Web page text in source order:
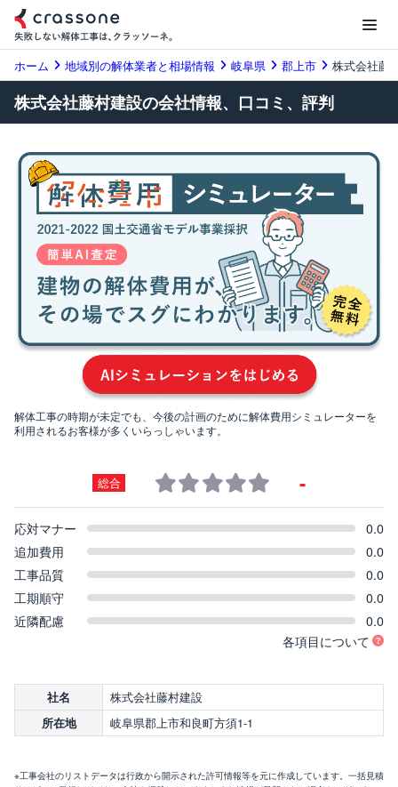
ホーム 地域別の解体業者と相場情報 岐阜県 郡上市 株式会社藤
株式会社藤村建設の会社情報、口コミ、評判
解体工事の時期が未定でも、今後の計画のために解体費用シミュレーターを
利用されるお客様が多くいらっしゃいます。
総合 -
応対マナー
0.0
追加費用
0.0
工事品質
0.0
工期順守
0.0
近隣配慮
0.0
各項目について
社名 株式会社藤村建設
所在地 岐阜県郡上市和良町方須1-1
※工事会社のリストデータは行政から開示された許可情報等を元に作成しています。一括見積